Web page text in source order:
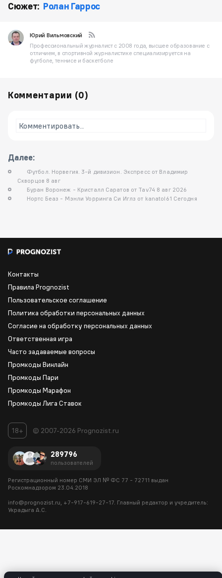
Сюжет: Ролан Гаррос
Юрий Вильмовский
Профессиональный журналист с 2008 года, высшее образование с
отличием, в спортивной журналистике специализируется на
футболе, теннисе и баскетболе
Комментарии (0)
Комментировать..
Далее:
Футбол. Норвегия. 3-й дивизион. Экспресс от Владимир
Скворцов 8 авг
Буран Воронеж - Кристалл Саратов от Tav74 8 авг 2026
Нортс Беаз - Мэнли Уорринга Си Иглз от kanatol61 Сегодня
18+ © 2007-2026 Prognozist.ru
289796
пользователей
Регистрационный номер СМИ ЭЛ № ФС 77 - 72711 выдан
Роскомнадзором 23.04.2018
info@prognozist.ru, +7-917-619-27-17. Главный редактор и учредитель:
Украдыга А.С.
Контакты
Правила Prognozist
Пользовательское соглашение
Политика обработки персональных данных
Согласие на обработку персональных данных
Ответственная игра
Часто задаваемые вопросы
Промкоды Винлайн
Промкоды Пари
Промкоды Марафон
Промкоды Лига Ставок